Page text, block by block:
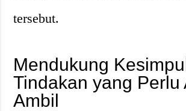
tersebut.
Mendukung
Tindakan yang Perlu
Ambil